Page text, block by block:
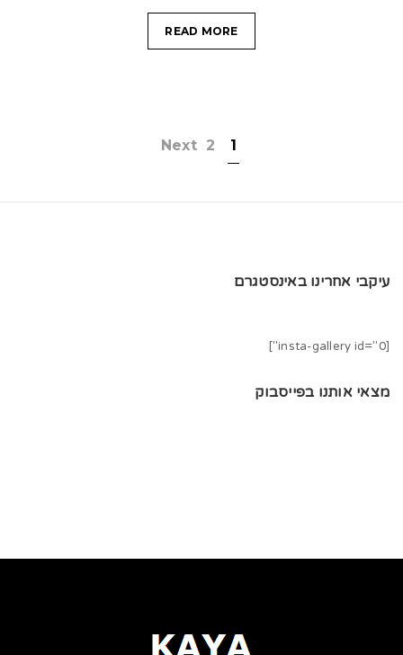
READ MORE
1
2
Next
עיקבי אחרינו באינסטגרם
[insta-gallery id="0"]
מצאי אותנו בפייסבוק